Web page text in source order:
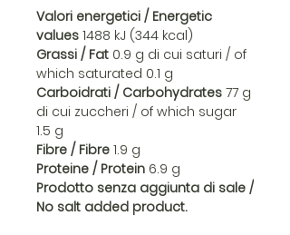
Valori energetici / Energetic
values 1488 kJ (344 kcal)
Grassi / Fat 0.9 g di cui saturi / of
which saturated 0.1 g
Carboidrati / Carbohydrates 77 g
di cui zuccheri / of which sugar
1.5 g
Fibre / Fibre 1.9 g
Proteine / Protein 6.9 g
Prodotto senza aggiunta di sale /
No salt added product.